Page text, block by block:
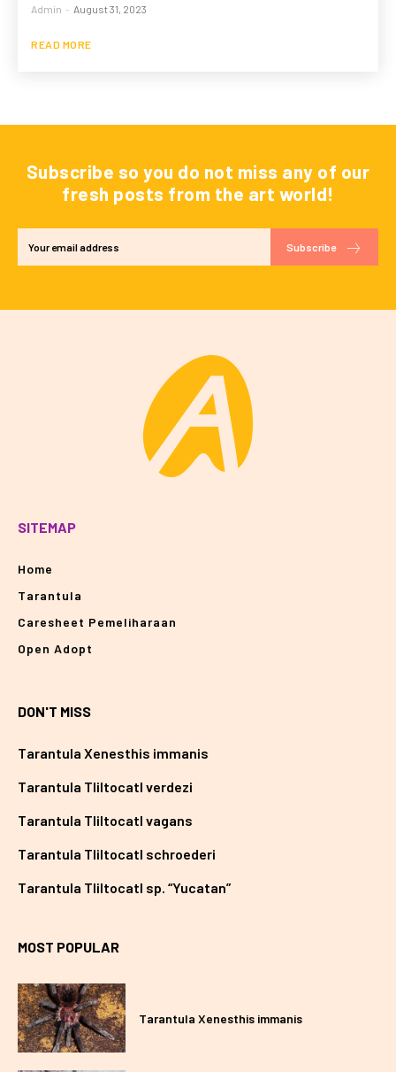
Admin - August 31, 2023
READ MORE
Subscribe so you do not miss any of our
fresh posts from the art world!
Subscribe
SITEMAP
Home
Tarantula
Caresheet Pemeliharaan
Open Adopt
DON'T MISS
Tarantula Xenesthis immanis
Tarantula Tliltocatl verdezi
Tarantula Tliltocatl vagans
Tarantula Tliltocatl schroederi
Tarantula Tliltocatl sp. “Yucatan”
MOST POPULAR
Tarantula Xenesthis immanis